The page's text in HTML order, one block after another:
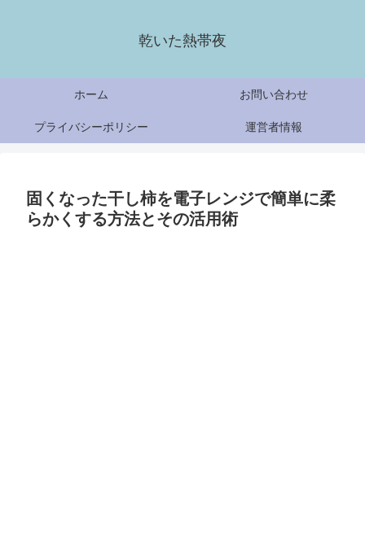
乾いた熱帯夜
ホーム お問い合わせ
プライバシーポリシー 運営者情報
固くなった干し柿を電子レンジで簡単に柔
らかくする方法とその活用術